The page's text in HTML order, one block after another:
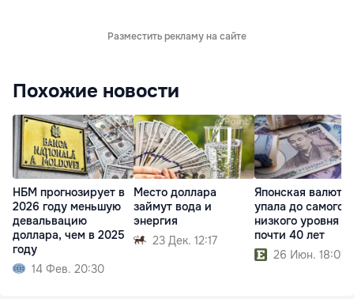
Разместить рекламу на сайте
Похожие новости
НБМ прогнозирует в
2026 году меньшую
девальвацию
доллара, чем в 2025
году
14 Фев. 20:30
Место доллара
займут вода и
энергия
23 Дек. 12:17
Японская валюта
упала до самого
низкого уровня за
почти 40 лет
26 Июн. 18:01